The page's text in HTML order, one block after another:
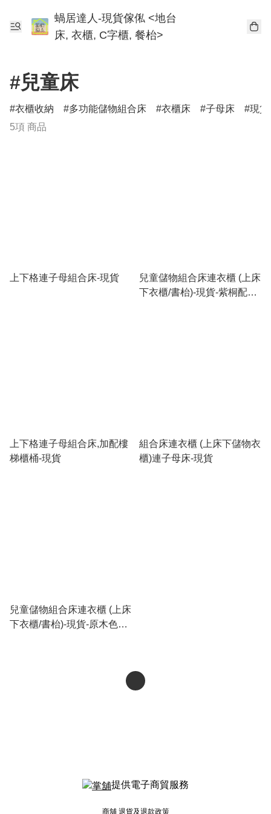
蝸居達人-現貨傢俬 <地台
床, 衣櫃, C字櫃, 餐枱>
#兒童床
衣櫃收納 多功能儲物組合床 衣櫃床 子母床
現
5項 商品
上下格連子母組合床-現貨
兒童儲物組合床連衣櫃 (上床
下衣櫃/書枱)-現貨-紫桐配水
上下格連子母組合床,加配樓
梯櫃桶-現貨
組合床連衣櫃 (上床下儲物衣
櫃)連子母床-現貨
兒童儲物組合床連衣櫃 (上床
下衣櫃/書枱)-現貨-原木色配
提供電子商貿服務
商舖 退貨及退款政策